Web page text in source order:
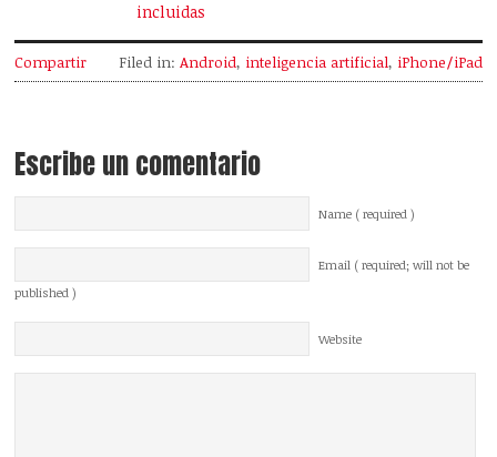
incluidas
Compartir Filed in: Android, inteligencia artificial, iPhone/iPad
Escribe un comentario
Name ( required )
Email ( required; will not be
published )
Website